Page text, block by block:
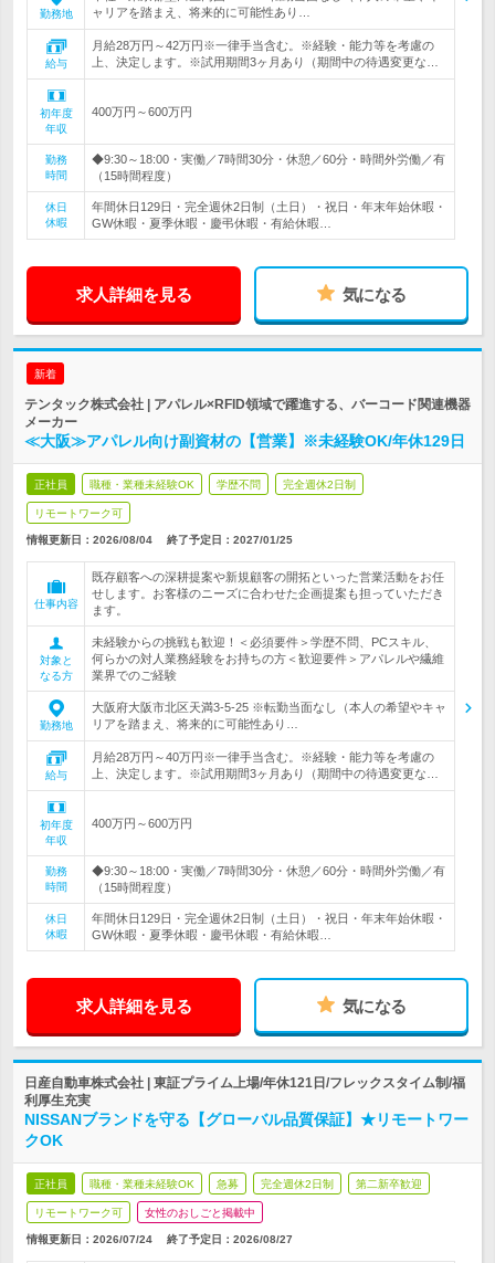
勤務地
ャリアを踏まえ、将来的に可能性あり…
給与
月給28万円～42万円※一律手当含む。※経験・能力等を考慮の
上、決定します。※試用期間3ヶ月あり（期間中の待遇変更な…
初年度
年収
400万円～600万円
勤務
時間
◆9:30～18:00・実働／7時間30分・休憩／60分・時間外労働／有
（15時間程度）
休日
休暇
年間休日129日・完全週休2日制（土日）・祝日・年末年始休暇・
GW休暇・夏季休暇・慶弔休暇・有給休暇…
求人詳細を見る 気になる
新着
テンタック株式会社 | アパレル×RFID領域で躍進する、バーコード関連機器
メーカー
≪大阪≫アパレル向け副資材の【営業】※未経験OK/年休129日
正社員 職種・業種未経験OK 学歴不問 完全週休2日制
リモートワーク可
情報更新日：2026/08/04 終了予定日： 2027/01/25
仕事内容
既存顧客への深耕提案や新規顧客の開拓といった営業活動をお任
せします。お客様のニーズに合わせた企画提案も担っていただき
ます。
対象と
なる方
未経験からの挑戦も歓迎！＜必須要件＞学歴不問、PCスキル、
何らかの対人業務経験をお持ちの方＜歓迎要件＞アパレルや繊維
業界でのご経験
勤務地
大阪府大阪市北区天満3-5-25 ※転勤当面なし（本人の希望やキャ
リアを踏まえ、将来的に可能性あり…
給与
月給28万円～40万円※一律手当含む。※経験・能力等を考慮の
上、決定します。※試用期間3ヶ月あり（期間中の待遇変更な…
初年度
年収
400万円～600万円
勤務
時間
◆9:30～18:00・実働／7時間30分・休憩／60分・時間外労働／有
（15時間程度）
休日
休暇
年間休日129日・完全週休2日制（土日）・祝日・年末年始休暇・
GW休暇・夏季休暇・慶弔休暇・有給休暇…
求人詳細を見る 気になる
日産自動車株式会社 | 東証プライム上場/年休121日/フレックスタイム制/福
利厚生充実
NISSANブランドを守る【グローバル品質保証】★リモートワー
クOK
正社員 職種・業種未経験OK 急募 完全週休2日制 第二新卒歓迎
リモートワーク可 女性のおしごと掲載中
情報更新日：2026/07/24 終了予定日： 2026/08/27